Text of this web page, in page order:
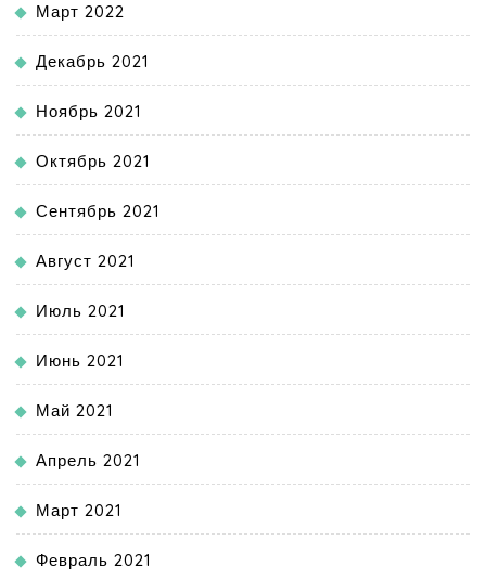
Март 2022
Декабрь 2021
Ноябрь 2021
Октябрь 2021
Сентябрь 2021
Август 2021
Июль 2021
Июнь 2021
Май 2021
Апрель 2021
Март 2021
Февраль 2021